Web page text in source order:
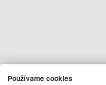
Používame cookies